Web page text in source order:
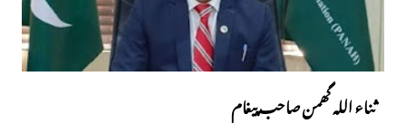
ثناء اللہ گھمن صاحب پیغام